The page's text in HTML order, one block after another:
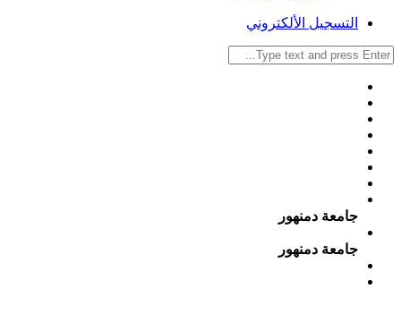
التسجيل الألكتروني
جامعة دمنهور
جامعة دمنهور